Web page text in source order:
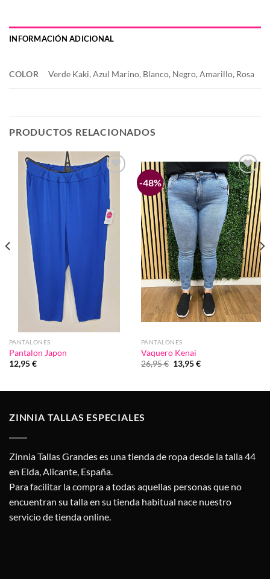
INFORMACIÓN ADICIONAL
COLOR Verde Kaki, Azul Marino, Blanco, Negro, Amarillo, Rosa
PRODUCTOS RELACIONADOS
Añadir
lista de
deseos
PANTALONES
Pantalon Japon
12,95€
-48%
Añadir
a la
lista de
deseos
PANTALONES
Vaquero Kenai
26,95€ El
precio
13,95€El
ZINNIA TALLAS ESPECIALES
Zinnia Tallas Grandes es una tienda de ropa desde la talla 44
en Elda, Alicante, España.
Para facilitar la compra a todas aquellas personas que no
encuentran su talla en su tienda habitual nace nuestro
servicio de tienda online.